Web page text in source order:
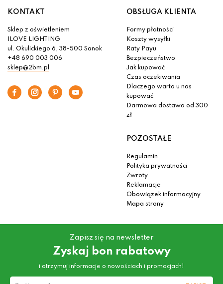
KONTAKT
Sklep z oświetleniem
ILOVE LIGHTING
ul. Okulickiego 6, 38-500 Sanok
+48 690 003 006
sklep@2bm.pl
OBSŁUGA KLIENTA
Formy płatności
Koszty wysyłki
Raty Payu
Bezpieczeństwo
Jak kupować
Czas oczekiwania
Dlaczego warto u nas
kupować
Darmowa dostawa od 300
zł
POZOSTAŁE
Regulamin
Polityka prywatności
Zwroty
Reklamacje
Obowiązek informacyjny
Mapa strony
Zapisz się na newsletter
Zyskaj bon rabatowy
i otrzymuj informacje o nowościach i promocjach!